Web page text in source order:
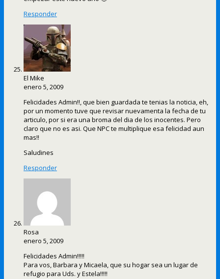
Responder
El Mike
enero 5, 2009
Felicidades Admin!!, que bien guardada te tenias la noticia, eh,
por un momento tuve que revisar nuevamenta la fecha de tu
articulo, por si era una broma del dia de los inocentes. Pero
claro que no es asi. Que NPC te multiplique esa felicidad aun
mas!!
Saludines
Responder
Rosa
enero 5, 2009
Felicidades Admin!!!!!
Para vos, Barbara y Micaela, que su hogar sea un lugar de
refugio para Uds. y Estela!!!!!